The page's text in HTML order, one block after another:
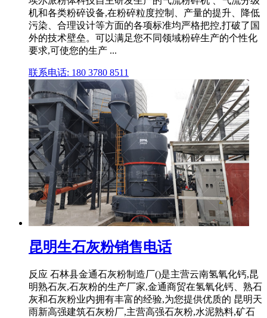
机和各类粉碎设备,在粉碎粒度控制、产量的提升、降低
污染、合理设计等方面的各项标准均严格把控,打破了国
外的技术壁垒。可以满足您不同领域粉碎生产的个性化
要求,可使您的生产 ...
联系电话: 180 3780 8511
昆明生石灰粉销售电话
反应 石林县金通石灰粉制造厂()是主营云南氢氧化钙,昆
明熟石灰,石灰粉的生产厂家,金通商贸在氢氧化钙、熟石
灰和石灰粉业内拥有丰富的经验,为您提供优质的 昆明天
雨新高强建筑石灰粉厂,主营高强石灰粉,水泥熟料,矿石